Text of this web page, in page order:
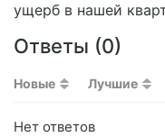
ущерб в нашей
Ответы (0)
Новые Лучшие
Нет ответов